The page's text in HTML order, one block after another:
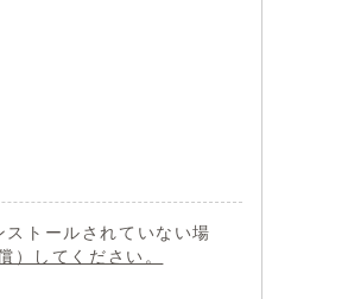
トールされていない場
してください。